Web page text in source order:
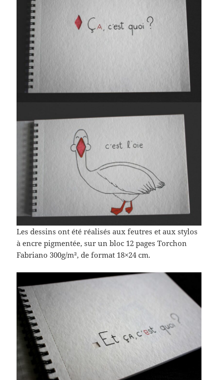
Les dessins ont été réalisés aux feutres et aux stylos
à encre pigmentée, sur un bloc 12 pages Torchon
Fabriano 300g/m², de format 18×24 cm.